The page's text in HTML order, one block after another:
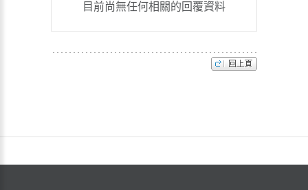
目前尚無任何相關的回覆資料